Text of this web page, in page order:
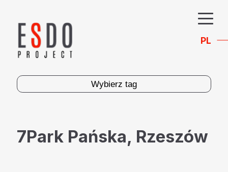
PL
Wybierz tag
7Park Pańska, Rzeszów